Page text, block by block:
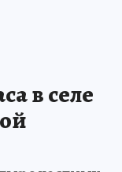
в селе